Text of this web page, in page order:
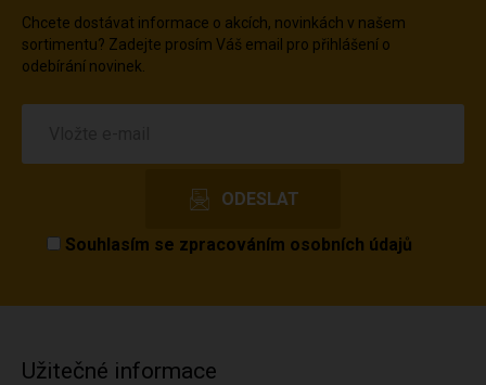
Chcete dostávat informace o akcích, novinkách v našem
sortimentu? Zadejte prosím Váš email pro přihlášení o
odebírání novinek.
Souhlasím se zpracováním osobních údajů
Užitečné informace